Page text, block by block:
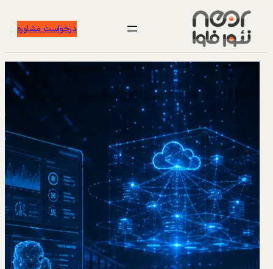
درخواست مشاوره